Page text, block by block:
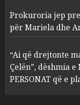
4
Prokuroria jep
për Mariela dhe
“Ai që drejtonte
Çelën”, dëshmia
PERSONAT që e